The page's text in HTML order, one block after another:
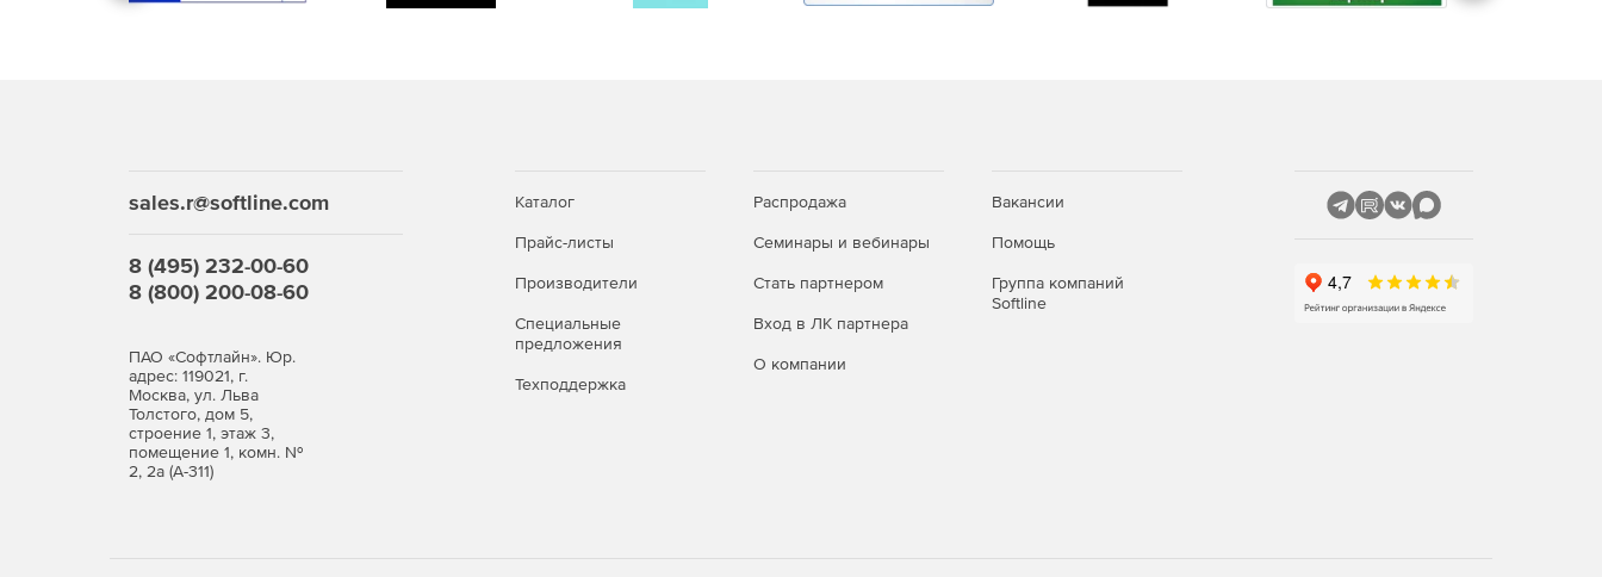
sales.r@softline.com
8 (495) 232-00-60
8 (800) 200-08-60
ПАО «Софтлайн». Юр.
адрес: 119021, г.
Москва, ул. Льва
Толстого, дом 5,
строение 1, этаж 3,
помещение 1, комн. №
2, 2а (А-311)
Каталог
Прайс-листы
Производители
Специальные
предложения
Техподдержка
Распродажа
Семинары и вебинары
Стать партнером
Вход в ЛК партнера
О компании
Вакансии
Помощь
Группа компаний
Softline